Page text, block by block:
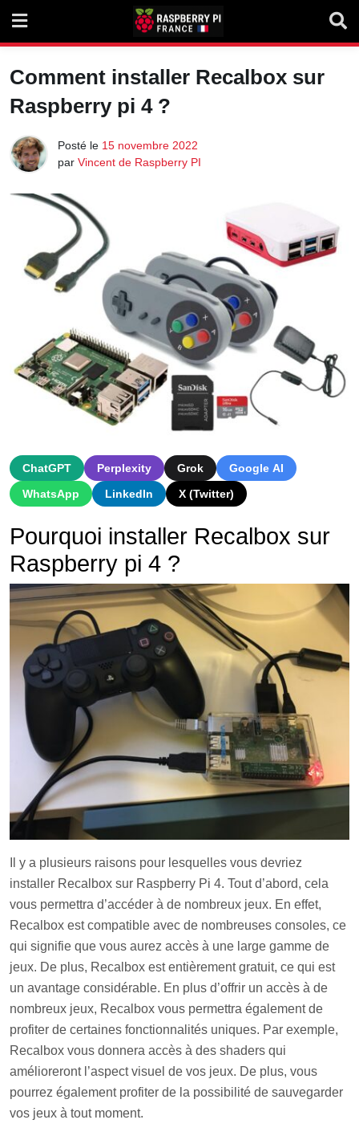
content
Comment installer Recalbox sur
Raspberry pi 4 ?
Posté le 15 novembre 2022
par Vincent de Raspberry PI
ChatGPT Perplexity Grok
Google AI
WhatsApp
LinkedIn X (Twitter)
Pourquoi installer Recalbox sur
Raspberry pi 4 ?
Il y a plusieurs raisons pour lesquelles vous devriez
installer Recalbox sur Raspberry Pi 4. Tout d’abord, cela
vous permettra d’accéder à de nombreux jeux. En effet,
Recalbox est compatible avec de nombreuses consoles, ce
qui signifie que vous aurez accès à une large gamme de
jeux. De plus, Recalbox est entièrement gratuit, ce qui est
un avantage considérable. En plus d’offrir un accès à de
nombreux jeux, Recalbox vous permettra également de
profiter de certaines fonctionnalités uniques. Par exemple,
Recalbox vous donnera accès à des shaders qui
amélioreront l’aspect visuel de vos jeux. De plus, vous
pourrez également profiter de la possibilité de sauvegarder
vos jeux à tout moment.